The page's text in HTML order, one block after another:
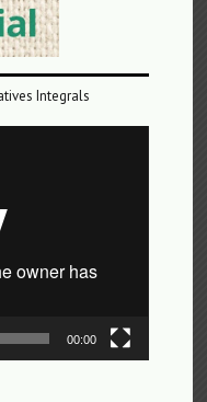
Integrals
00:00